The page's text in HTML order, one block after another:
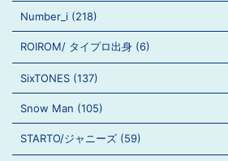
Number_i (218)
ROIROM/ タイプロ出身 (6)
SixTONES (137)
Snow Man (105)
STARTO/ジャニーズ (59)